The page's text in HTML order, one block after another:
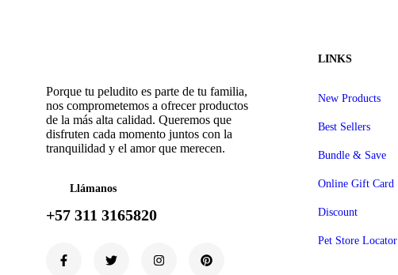
Porque tu peludito es parte de tu familia,
nos comprometemos a ofrecer productos
de la más alta calidad. Queremos que
disfruten cada momento juntos con la
tranquilidad y el amor que merecen.
Llámanos
+57 311 3165820
LINKS
New Products
Best Sellers
Bundle & Save
Online Gift Card
Discount
Pet Store Locator